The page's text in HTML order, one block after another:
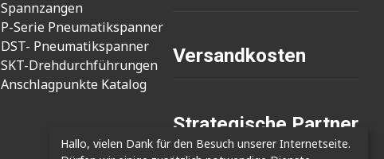
Spannzangen
P-Serie Pneumatikspanner
DST- Pneumatikspanner
SKT-Drehdurchführungen
Anschlagpunkte Katalog
Versandkosten
Strategische Partner
- Cizmak Mak. San.
Hallo, vielen Dank für den Besuch unserer Internetseite.